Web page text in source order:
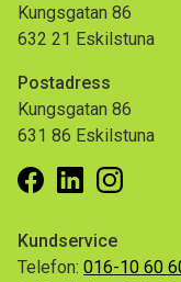
Kungsgatan 86
632 21 Eskilstuna
Postadress
Kungsgatan 86
631 86 Eskilstuna
Facebook
Linkedin
Kundservice
Telefon: 016-10 60